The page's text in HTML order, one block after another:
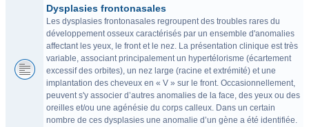
Dysplasies frontonasales
Les dysplasies frontonasales regroupent des troubles rares du
développement osseux caractérisés par un ensemble d'anomalies
affectant les yeux, le front et le nez. La présentation clinique est très
variable, associant principalement un hypertélorisme (écartement
excessif des orbites), un nez large (racine et extrémité) et une
implantation des cheveux en « V » sur le front. Occasionnellement,
peuvent s'y associer d’autres anomalies de la face, des yeux ou des
oreilles et/ou une agénésie du corps calleux. Dans un certain
nombre de ces dysplasies une anomalie d’un gène a été identifiée.